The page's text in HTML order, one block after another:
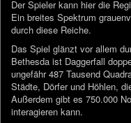
Der Spieler kann hier die
Ein breites Spektrum
durch diese Reiche.
Das Spiel glänzt vor allem
Bethesda ist Daggerfall
ungefähr 487 Tausend
Städte, Dörfer und Höhlen,
Außerdem gibt es 750.000
interagieren kann.